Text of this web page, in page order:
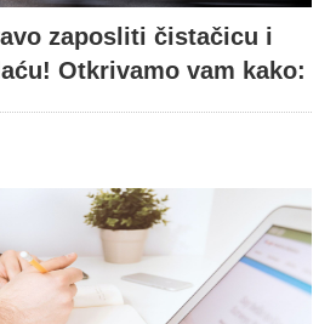
zaposliti čistačicu i
Otkrivamo vam kako: